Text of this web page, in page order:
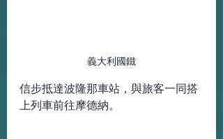
義大利國鐵
信步抵達波隆那車站，與旅客一同搭
上列車前往摩德納。